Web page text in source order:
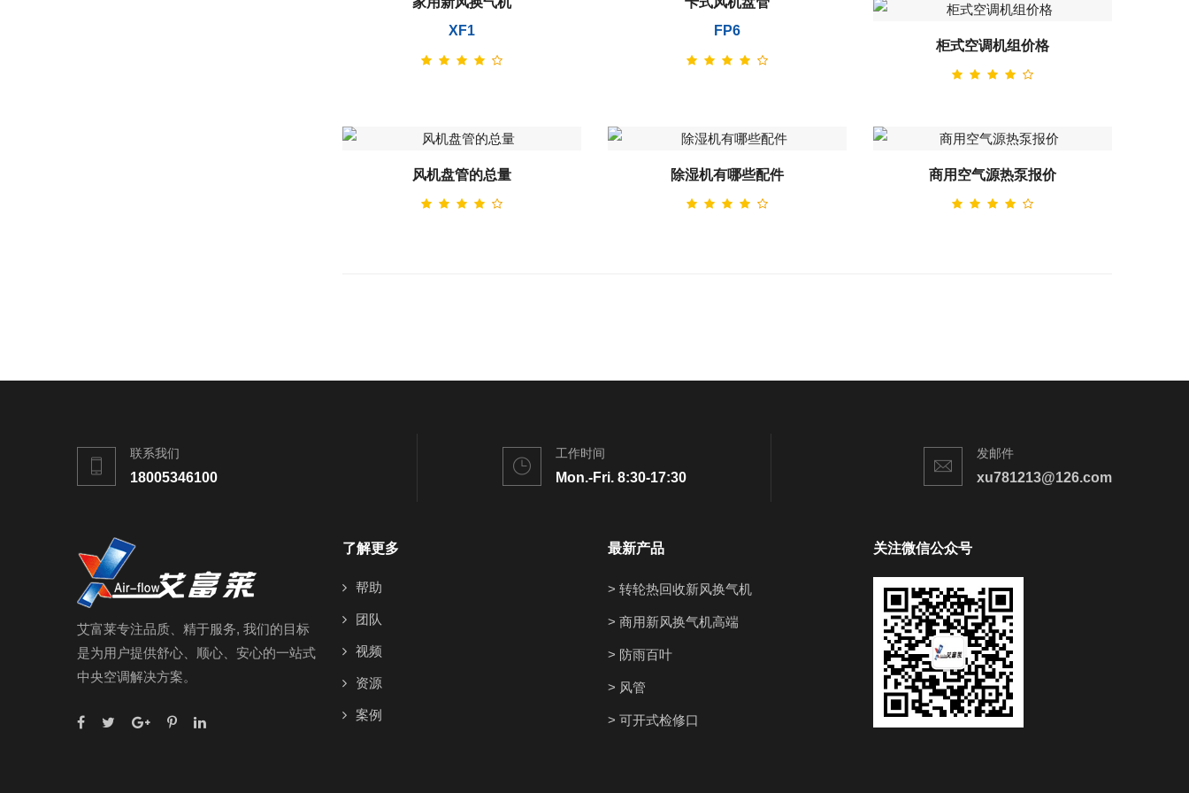
XF1
FP6
柜式空调机组价格
风机盘管的总量 除湿机有哪些配件 商用空气源热泵报价
联系我们
18005346100
工作时间
Mon.-Fri. 8:30-17:30
发邮件
xu781213@126.com
艾富莱专注品质、精于服务, 我们的目标
是为用户提供舒心、顺心、安心的一站式
中央空调解决方案。
了解更多
帮助
团队
视频
资源
案例
最新产品
> 转轮热回收新风换气机
> 商用新风换气机高端
> 防雨百叶
> 风管
> 可开式检修口
关注微信公众号